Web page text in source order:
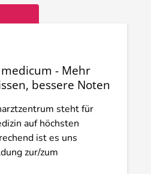
- Mehr
bessere Noten
steht für
auf höchsten
ist es uns
zur/zum